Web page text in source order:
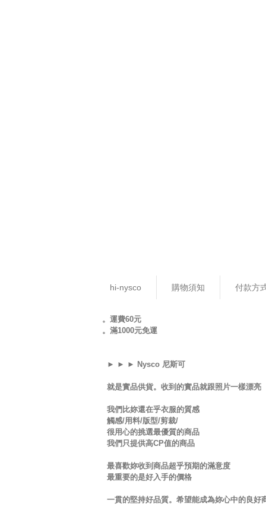
hi-nysco 購物須知 付款方
。運費60元
。滿1000元免運
► ► ► Nysco 尼斯可
就是實品供貨。收到的實品就跟照片一樣漂亮
我們比妳還在乎衣服的質感
觸感/用料/版型/剪裁/
很用心的挑選最優質的商品
我們只提供高CP值的商品
最喜歡妳收到商品超乎預期的滿意度
最重要的是好入手的價格
一貫的堅持好品質。希望能成為妳心中的良好